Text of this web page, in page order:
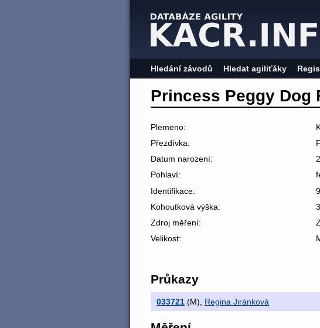
Hledání závodů Hledat agiliťáky
Princess Peggy Dog
Plemeno:
Přezdívka:
Datum narození:
Pohlaví:
Identifikace:
Kohoutková výška:
Zdroj měření:
Velikost:
Průkazy
033721 (M) Regina Jiránková